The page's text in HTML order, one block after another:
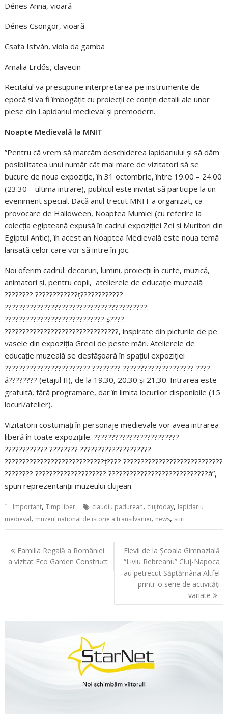
Dénes Anna, vioară
Dénes Csongor, vioară
Csata István, viola da gamba
Amalia Erdős, clavecin
Recitalul va presupune interpretarea pe instrumente de
epocă și va fi îmbogățit cu proiecții ce conțin detalii ale unor
piese din Lapidariul medieval și premodern.
Noapte Medievală la MNIT
”Pentru că vrem să marcăm deschiderea lapidariului și să dăm
posibilitatea unui număr cât mai mare de vizitatori să se
bucure de noua expoziție, în 31 octombrie, între 19.00 – 24.00
(23.30 – ultima intrare), publicul este invitat să participe la un
eveniment special. Dacă anul trecut MNIT a organizat, ca
provocare de Halloween, Noaptea Mumiei (cu referire la
colecția egipteană expusă în cadrul expoziției Zei și Muritori din
Egiptul Antic), în acest an Noaptea Medievală este noua temă
lansată celor care vor să intre în joc.
Noi oferim cadrul: decoruri, lumini, proiecții în curte, muzică,
animatori și, pentru copii, atelierele de educație muzeală
???????? ????????????ț????????????
????????????????????????????????????????:
???????????????????????????? ș????
????????????????????????????????, inspirate din picturile de pe
vasele din expoziția Grecii de peste mări. Atelierele de
educație muzeală se desfășoară în spațiul expoziției
???????????????????????? ???????? ???????????????????? ????
ă???????? (etajul II), de la 19.30, 20.30 și 21.30. Intrarea este
gratuită, fără programare, dar în limita locurilor disponibile (15
locuri/atelier).
Vizitatorii costumați în personaje medievale vor avea intrarea
liberă în toate expozițiile.????????????????????????
???????????? ???????? ????????????????????
????????????????????????????ț???? ????????????????????????????
???????? ???????????????????? ????????????????????????????ă”,
spun reprezentanții muzeului clujean.
Important,Timp liber claudiu padurean, clujtoday, lapidariu
medieval, muzeul national de istorie a transilvaniei, news, stiri
Navigare
în
articole
Familia Regală a României
a vizitat Eco Garden Construct
Elevii de la Școala Gimnazială
“Liviu Rebreanu” Cluj-Napoca
au petrecut Săptămâna Altfel
printr-o serie de activități
variate